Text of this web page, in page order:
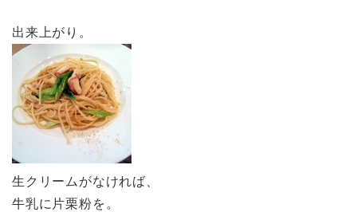
出来上がり。
生クリームがなければ、
牛乳に片栗粉を。